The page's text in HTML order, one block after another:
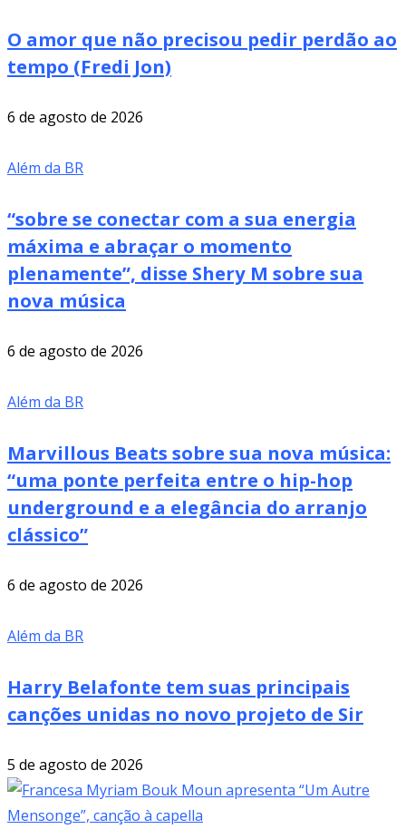
O amor que não precisou pedir perdão ao
tempo (Fredi Jon)
6 de agosto de 2026
Além da BR
“sobre se conectar com a sua energia
máxima e abraçar o momento
plenamente”, disse Shery M sobre sua
nova música
6 de agosto de 2026
Além da BR
Marvillous Beats sobre sua nova música:
“uma ponte perfeita entre o hip-hop
underground e a elegância do arranjo
clássico”
6 de agosto de 2026
Além da BR
Harry Belafonte tem suas principais
canções unidas no novo projeto de Sir
5 de agosto de 2026